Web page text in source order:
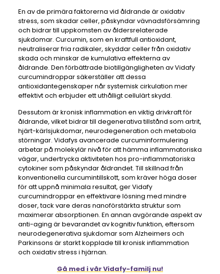
En av de primära faktorerna vid åldrande är oxidativ
stress, som skadar celler, påskyndar vävnadsförsämring
och bidrar till uppkomsten av åldersrelaterade
sjukdomar. Curcumin, som en kraftfull antioxidant,
neutraliserar fria radikaler, skyddar celler från oxidativ
skada och minskar de kumulativa effekterna av
åldrande. Den förbättrade biotillgängligheten av Vidafy
curcumindroppar säkerställer att dessa
antioxidantegenskaper når systemisk cirkulation mer
effektivt och erbjuder ett uthålligt cellulärt skydd.
Dessutom är kronisk inflammation en viktig drivkraft för
åldrande, vilket bidrar till degenerativa tillstånd som artrit,
hjärt-kärlsjukdomar, neurodegeneration och metabola
störningar. Vidafys avancerade curcuminformulering
arbetar på molekylär nivå för att hämma inflammatoriska
vägar, undertrycka aktiviteten hos pro-inflammatoriska
cytokiner som påskyndar åldrandet. Till skillnad från
konventionella curcumintillskott, som kräver höga doser
för att uppnå minimala resultat, ger Vidafy
curcumindroppar en effektivare lösning med mindre
doser, tack vare deras nanoförstärkta struktur som
maximerar absorptionen. En annan avgörande aspekt av
anti-aging är bevarandet av kognitiv funktion, eftersom
neurodegenerativa sjukdomar som Alzheimers och
Parkinsons är starkt kopplade till kronisk inflammation
och oxidativ stress i hjärnan.
Gå med i vår Vidafy-familj nu!